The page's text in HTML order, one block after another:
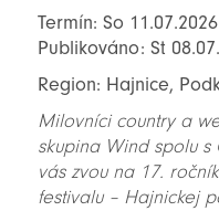
Termín: So
Publikováno: St
Region: Hajnice,
Milovníci country a
skupina Wind spolu
vás zvou na 17.
festivalu – Hajnickej